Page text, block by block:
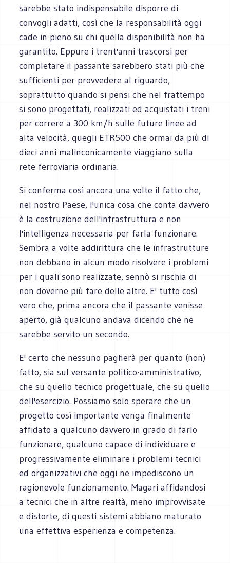
sarebbe stato indispensabile disporre di
convogli adatti, così che la responsabilità oggi
cade in pieno su chi quella disponibilità non ha
garantito. Eppure i trent'anni trascorsi per
completare il passante sarebbero stati più che
sufficienti per provvedere al riguardo,
soprattutto quando si pensi che nel frattempo
si sono progettati, realizzati ed acquistati i treni
per correre a 300 km/h sulle future linee ad
alta velocità, quegli ETR500 che ormai da più di
dieci anni malinconicamente viaggiano sulla
rete ferroviaria ordinaria.
Si conferma così ancora una volte il fatto che,
nel nostro Paese, l'unica cosa che conta davvero
è la costruzione dell'infrastruttura e non
l'intelligenza necessaria per farla funzionare.
Sembra a volte addirittura che le infrastrutture
non debbano in alcun modo risolvere i problemi
per i quali sono realizzate, sennò si rischia di
non doverne più fare delle altre. E' tutto così
vero che, prima ancora che il passante venisse
aperto, già qualcuno andava dicendo che ne
sarebbe servito un secondo.
E' certo che nessuno pagherà per quanto (non)
fatto, sia sul versante politico-amministrativo,
che su quello tecnico progettuale, che su quello
dell'esercizio. Possiamo solo sperare che un
progetto così importante venga finalmente
affidato a qualcuno davvero in grado di farlo
funzionare, qualcuno capace di individuare e
progressivamente eliminare i problemi tecnici
ed organizzativi che oggi ne impediscono un
ragionevole funzionamento. Magari affidandosi
a tecnici che in altre realtà, meno improvvisate
e distorte, di questi sistemi abbiano maturato
una effettiva esperienza e competenza.